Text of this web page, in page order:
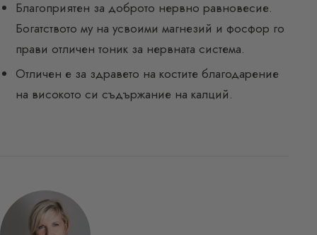
Благоприятен за доброто нервно равновесие.
Богатството му на усвоими магнезий и фосфор го
прави отличен тоник за нервната система.
Отличен е за здравето на костите благодарение
на високото си съдържание на калций.